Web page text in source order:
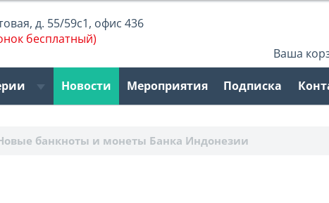
д. 55/59с1, офис 436
бесплатный)
Ваша
Новости Мероприятия Подписка
банкноты и монеты Банка Индонезии